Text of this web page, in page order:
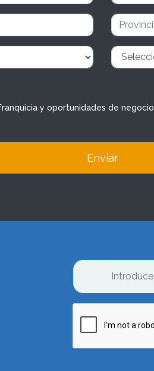
y oportunidades de negocio
Enviar